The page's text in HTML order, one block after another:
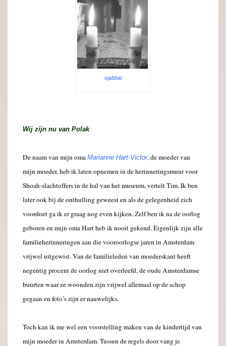
sjabbat
Wij zijn nu van Polak
De naam van mijn oma Marianne Hart-Victor,de moeder van
mijn moeder, heb ik laten opnemen in de herinneringsmuur voor
Shoah-slachtoffers in de hal van het museum, vertelt Tim. Ik ben
later ook bij de onthulling geweest en als de gelegenheid zich
voordoet ga ik er graag nog even kijken. Zelf ben ik na de oorlog
geboren en mijn oma Hart heb ik nooit gekend. Eigenlijk zijn alle
familieherinneringen aan die vooroorlogse jaren in Amsterdam
vrijwel uitgewist. Van de familieleden van moederskant heeft
negentig procent de oorlog niet overleefd, de oude Amsterdamse
buurten waar ze woonden zijn vrijwel allemaal op de schop
gegaan en foto’s zijn er nauwelijks.
Toch kan ik me wel een voorstelling maken van de kindertijd van
mijn moeder in Amsterdam. Tussen de regels door vang je